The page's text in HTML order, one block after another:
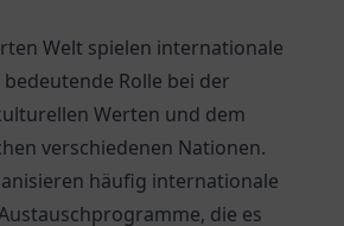
Welt spielen internationale
Rolle bei der
Werten und dem
verschiedenen Nationen.
häufig internationale
die es